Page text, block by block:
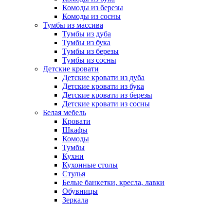
Комоды из березы
Комоды из сосны
Тумбы из массива
Тумбы из дуба
Тумбы из бука
Тумбы из березы
Тумбы из сосны
Детские кровати
Детские кровати из дуба
Детские кровати из бука
Детские кровати из березы
Детские кровати из сосны
Белая мебель
Кровати
Шкафы
Комоды
Тумбы
Кухни
Кухонные столы
Стулья
Белые банкетки, кресла, лавки
Обувницы
Зеркала